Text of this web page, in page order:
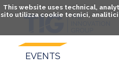
This website uses technical,
sito utilizza cookie tecnici,
EVENTS